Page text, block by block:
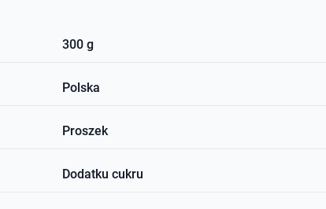
300 g
Polska
Proszek
Dodatku cukru